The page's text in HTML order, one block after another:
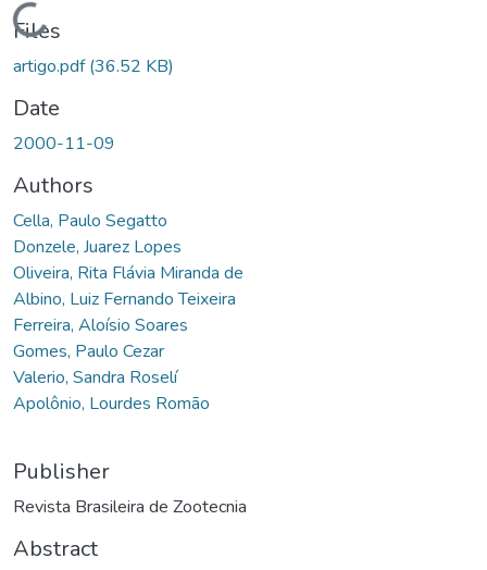
Loading...
Files
artigo.pdf(36.52 KB)
Date
2000-11-09
Authors
Cella, Paulo Segatto
Donzele, Juarez Lopes
Oliveira, Rita Flávia Miranda de
Albino, Luiz Fernando Teixeira
Ferreira, Aloísio Soares
Gomes, Paulo Cezar
Valerio, Sandra Roselí
Apolônio, Lourdes Romão
Publisher
Revista Brasileira de Zootecnia
Abstract